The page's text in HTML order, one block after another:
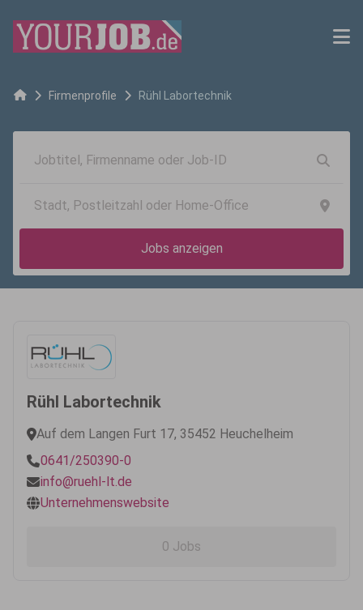
Firmenprofile Rühl Labortechnik
Jobs anzeigen
Rühl Labortechnik
Auf dem Langen Furt 17, 35452 Heuchelheim
0641/250390-0
info@ruehl-lt.de
Unternehmenswebsite
0 Jobs